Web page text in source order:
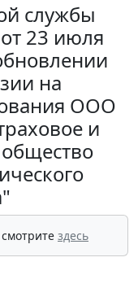
службы
23 июля
на
ООО
и
здесь